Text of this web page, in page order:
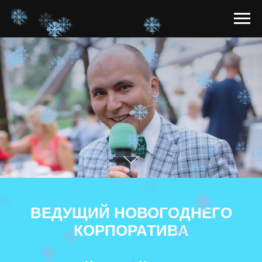
ВЕДУЩИЙ НОВОГОДНЕГО
КОРПОРАТИВА